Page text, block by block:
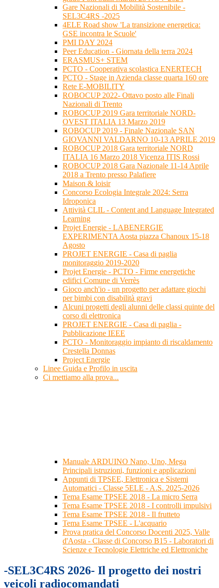
Gare Nazionali di Mobilità Sostenibile -
SEL3C4RS -2025
4ELE Road show 'La transizione energetica:
GSE incontra le Scuole'
PMI DAY 2024
Peer Education - Giornata della terra 2024
ERASMUS+ STEM
PCTO - Cooperativa scolastica ENERTECH
PCTO - Stage in Azienda classe quarta 160 ore
Rete E-MOBILITY
ROBOCUP 2022- Ottavo posto alle Finali
Nazionali di Trento
ROBOCUP 2019 Gara territoriale NORD-
OVEST ITALIA 13 Marzo 2019
ROBOCUP 2019 - Finale Nazionale SAN
GIOVANNI VALDARNO 10-13 APRILE 2019
ROBOCUP 2018 Gara territoriale NORD
ITALIA 16 Marzo 2018 Vicenza ITIS Rossi
ROBOCUP 2018 Gara Nazionale 11-14 Aprile
2018 a Trento presso Palafiere
Maison & loisir
Concorso Ecologia Integrale 2024: Serra
Idroponica
Attività CLIL - Content and Language Integrated
Learning
Projet Energie - LABENERGIE
EXPERIMENTA Aosta piazza Chanoux 15-18
Agosto
PROJET ENERGIE - Casa di paglia
monitoraggio 2019-2020
Projet Energie - PCTO - Firme energetiche
edifici Comune di Verrès
Gioco anch'io - un progetto per adattare giochi
per bimbi con disabilità gravi
Alcuni progetti degli alunni delle classi quinte del
corso di elettronica
PROJET ENERGIE - Casa di paglia -
Pubblicazione IEEE
PCTO - Monitoraggio impianto di riscaldamento
Crestella Donnas
Project Energie
Linee Guida e Profilo in uscita
Ci mettiamo alla prova...
Manuale ARDUINO Nano, Uno, Mega
Principali istruzioni, funzioni e applicazioni
Appunti di TPSEE, Elettronica e Sistemi
Automatici - Classe 5ELE - A.S. 2025-2026
Tema Esame TPSEE 2018 - La micro Serra
Tema Esame TPSEE 2018 - I controlli impulsivi
Tema Esame TPSEE 2018 - Il frutteto
Tema Esame TPSEE - L'acquario
Prova pratica del Concorso Docenti 2025, Valle
d'Aosta - Classe di Concorso B15 - Laboratori di
Scienze e Tecnologie Elettriche ed Elettroniche
-SEL3C4RS 2026- Il progetto dei nostri
veicoli radiocomandati